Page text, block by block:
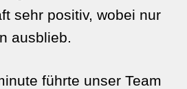
sehr positiv, wobei nur
ausblieb.
führte unser Team